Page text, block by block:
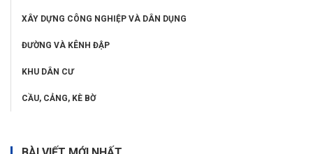
XÂY DỰNG CÔNG NGHIỆP VÀ DÂN DỤNG
ĐƯỜNG VÀ KÊNH ĐẬP
KHU DÂN CƯ
CẦU, CẢNG, KÈ BỜ